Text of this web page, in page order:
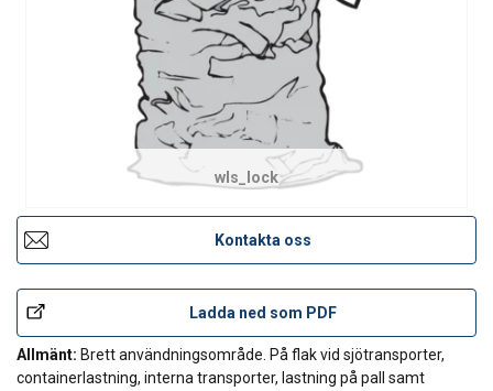
wls_lock
Kontakta oss
Ladda ned som PDF
Allmänt: Brett användningsområde. På flak vid sjötransporter,
containerlastning, interna transporter, lastning på pall samt